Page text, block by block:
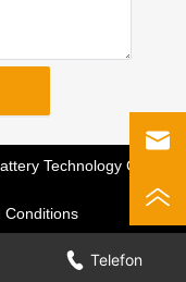
Telefon
Technology Co.,
Conditions